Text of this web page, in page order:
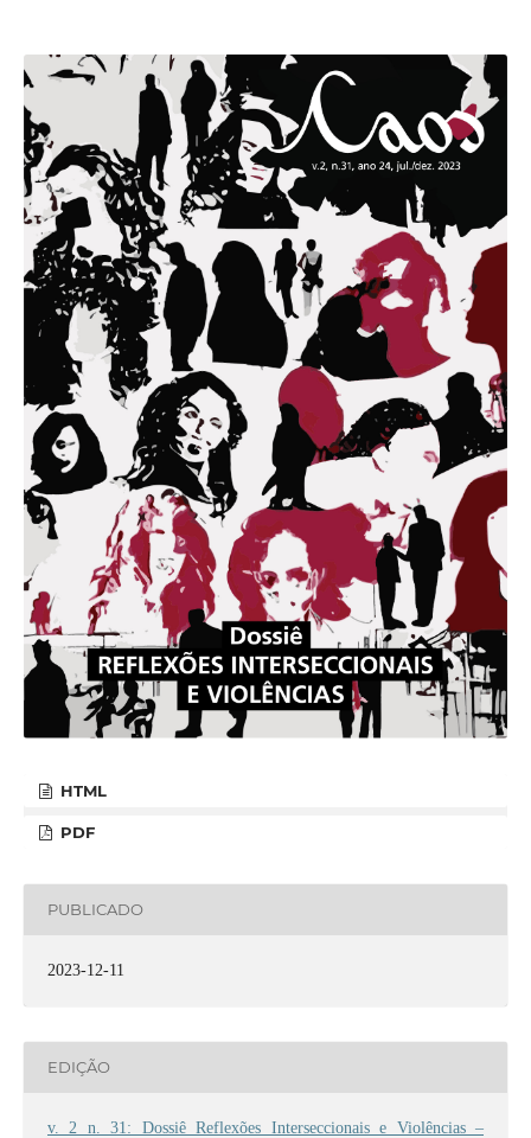
HTML
PDF
PUBLICADO
2023-12-11
EDIÇÃO
v. 2 n. 31: Dossiê Reflexões Interseccionais e Violências –